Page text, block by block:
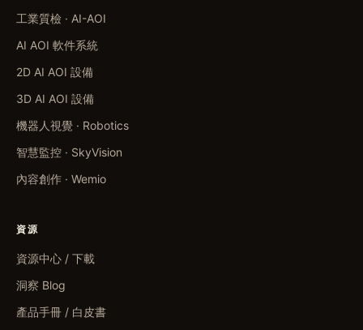
工業質檢 · AI-AOI
AI AOI 軟件系統
2D AI AOI 設備
3D AI AOI 設備
機器人視覺 · Robotics
智慧監控 · SkyVision
內容創作 · Wemio
資源
資源中心 / 下載
洞察 Blog
產品手冊 / 白皮書